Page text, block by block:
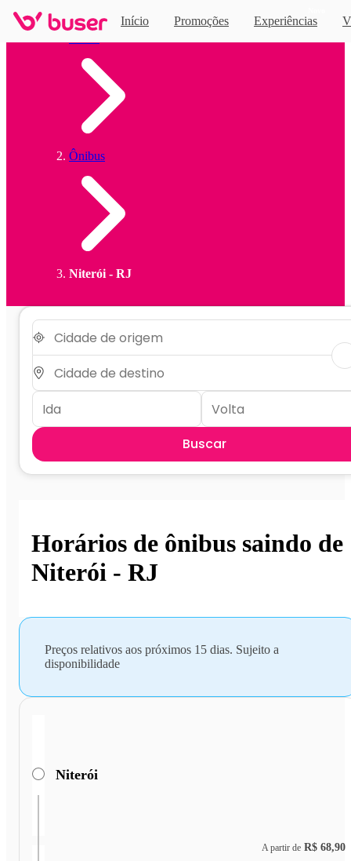
Início Promoções Experiências
Ônibus
Niterói - RJ
Buscar
Horários de ônibus saindo de
Niterói - RJ
Preços relativos aos próximos 15 dias. Sujeito a
disponibilidade
Niterói
A partir de R$ 68,90